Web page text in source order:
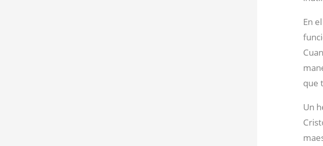
En
que
Un